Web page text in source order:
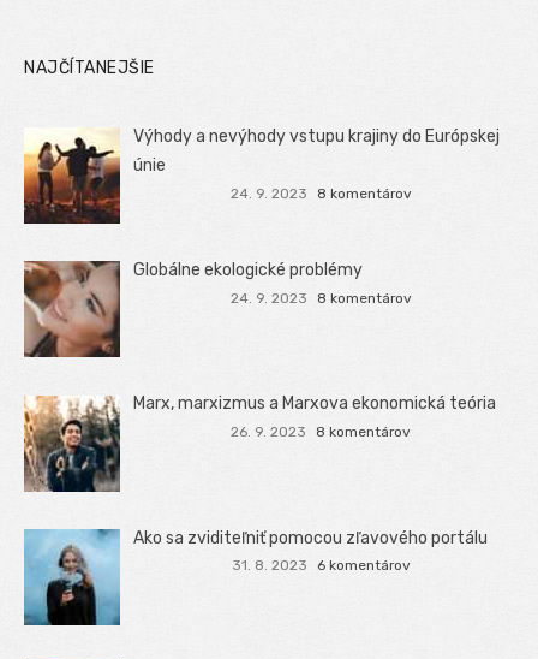
NAJČÍTANEJŠIE
Výhody a nevýhody vstupu krajiny do Európskej
únie
24. 9. 2023 8 komentárov
Globálne ekologické problémy
24. 9. 2023 8 komentárov
Marx, marxizmus a Marxova ekonomická teória
26. 9. 2023 8 komentárov
Ako sa zviditeľniť pomocou zľavového portálu
31. 8. 2023 6 komentárov